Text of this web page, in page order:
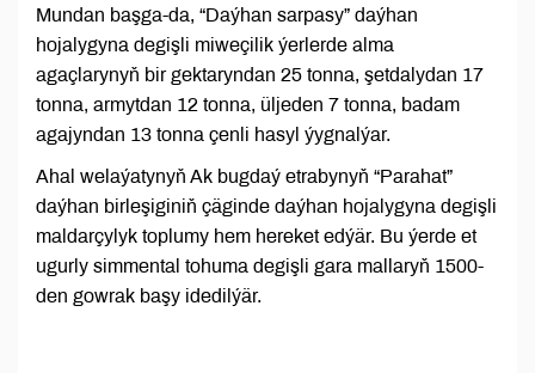
Mundan başga-da, “Daýhan sarpasy” daýhan
hojalygyna degişli miweçilik ýerlerde alma
agaçlarynyň bir gektaryndan 25 tonna, şetdalydan 17
tonna, armytdan 12 tonna, üljeden 7 tonna, badam
agajyndan 13 tonna çenli hasyl ýygnalýar.
Ahal welaýatynyň Ak bugdaý etrabynyň “Parahat”
daýhan birleşiginiň çäginde daýhan hojalygyna degişli
maldarçylyk toplumy hem hereket edýär. Bu ýerde et
ugurly simmental tohuma degişli gara mallaryň 1500-
den gowrak başy idedilýär.